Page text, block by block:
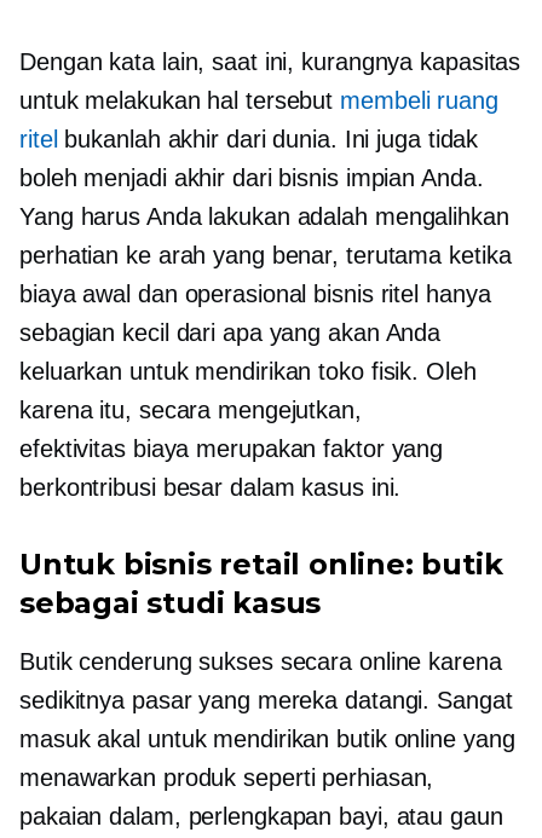
Dengan kata lain, saat ini, kurangnya kapasitas
untuk melakukan hal tersebut membeli ruang
ritel bukanlah akhir dari dunia. Ini juga tidak
boleh menjadi akhir dari bisnis impian Anda.
Yang harus Anda lakukan adalah mengalihkan
perhatian ke arah yang benar, terutama ketika
biaya awal dan operasional bisnis ritel hanya
sebagian kecil dari apa yang akan Anda
keluarkan untuk mendirikan toko fisik. Oleh
karena itu, secara mengejutkan,
efektivitas biaya merupakan faktor yang
berkontribusi besar dalam kasus ini.
Untuk bisnis retail online: butik
sebagai studi kasus
Butik cenderung sukses secara online karena
sedikitnya pasar yang mereka datangi. Sangat
masuk akal untuk mendirikan butik online yang
menawarkan produk seperti perhiasan,
pakaian dalam, perlengkapan bayi, atau gaun